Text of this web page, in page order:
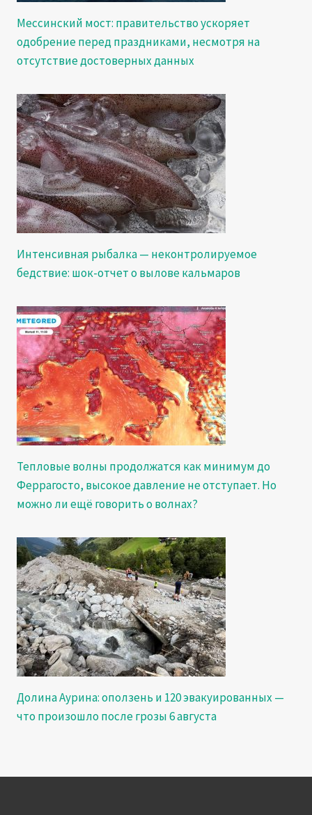
Мессинский мост: правительство ускоряет
одобрение перед праздниками, несмотря на
отсутствие достоверных данных
Интенсивная рыбалка — неконтролируемое
бедствие: шок-отчет о вылове кальмаров
Тепловые волны продолжатся как минимум до
Феррагосто, высокое давление не отступает. Но
можно ли ещё говорить о волнах?
Долина Аурина: оползень и 120 эвакуированных —
что произошло после грозы 6 августа